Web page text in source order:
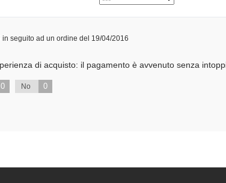
in seguito ad un ordine del 19/04/2016
di acquisto: il pagamento è avvenuto senza
0 No 0